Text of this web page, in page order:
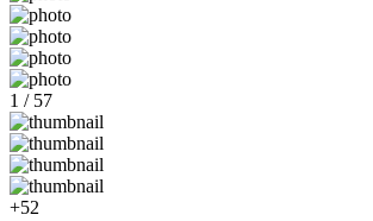
1 / 57
+52